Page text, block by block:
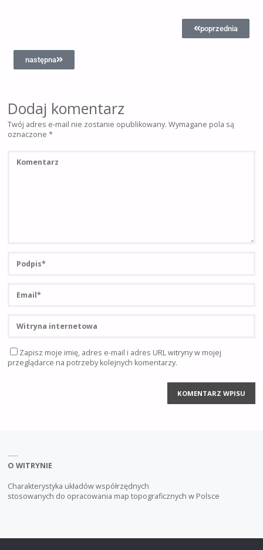
poprzednia
następna
Dodaj komentarz
Twój adres e-mail nie zostanie opublikowany. Wymagane pola są
oznaczone *
Zapisz moje imię, adres e-mail i adres URL witryny w mojej
przeglądarce na potrzeby kolejnych komentarzy.
O WITRYNIE
Charakterystyka układów współrzędnych
stosowanych do opracowania map topograficznych w Polsce